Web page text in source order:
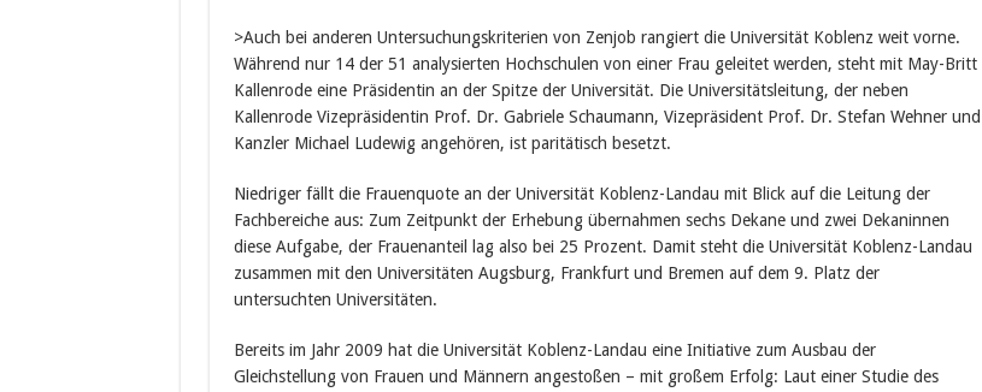
>Auch bei anderen Untersuchungskriterien von Zenjob rangiert die Universität Koblenz weit vorne.
Während nur 14 der 51 analysierten Hochschulen von einer Frau geleitet werden, steht mit May-Britt
Kallenrode eine Präsidentin an der Spitze der Universität. Die Universitätsleitung, der neben
Kallenrode Vizepräsidentin Prof. Dr. Gabriele Schaumann, Vizepräsident Prof. Dr. Stefan Wehner und
Kanzler Michael Ludewig angehören, ist paritätisch besetzt.
Niedriger fällt die Frauenquote an der Universität Koblenz-Landau mit Blick auf die Leitung der
Fachbereiche aus: Zum Zeitpunkt der Erhebung übernahmen sechs Dekane und zwei Dekaninnen
diese Aufgabe, der Frauenanteil lag also bei 25 Prozent. Damit steht die Universität Koblenz-Landau
zusammen mit den Universitäten Augsburg, Frankfurt und Bremen auf dem 9. Platz der
untersuchten Universitäten.
Bereits im Jahr 2009 hat die Universität Koblenz-Landau eine Initiative zum Ausbau der
Gleichstellung von Frauen und Männern angestoßen – mit großem Erfolg: Laut einer Studie des